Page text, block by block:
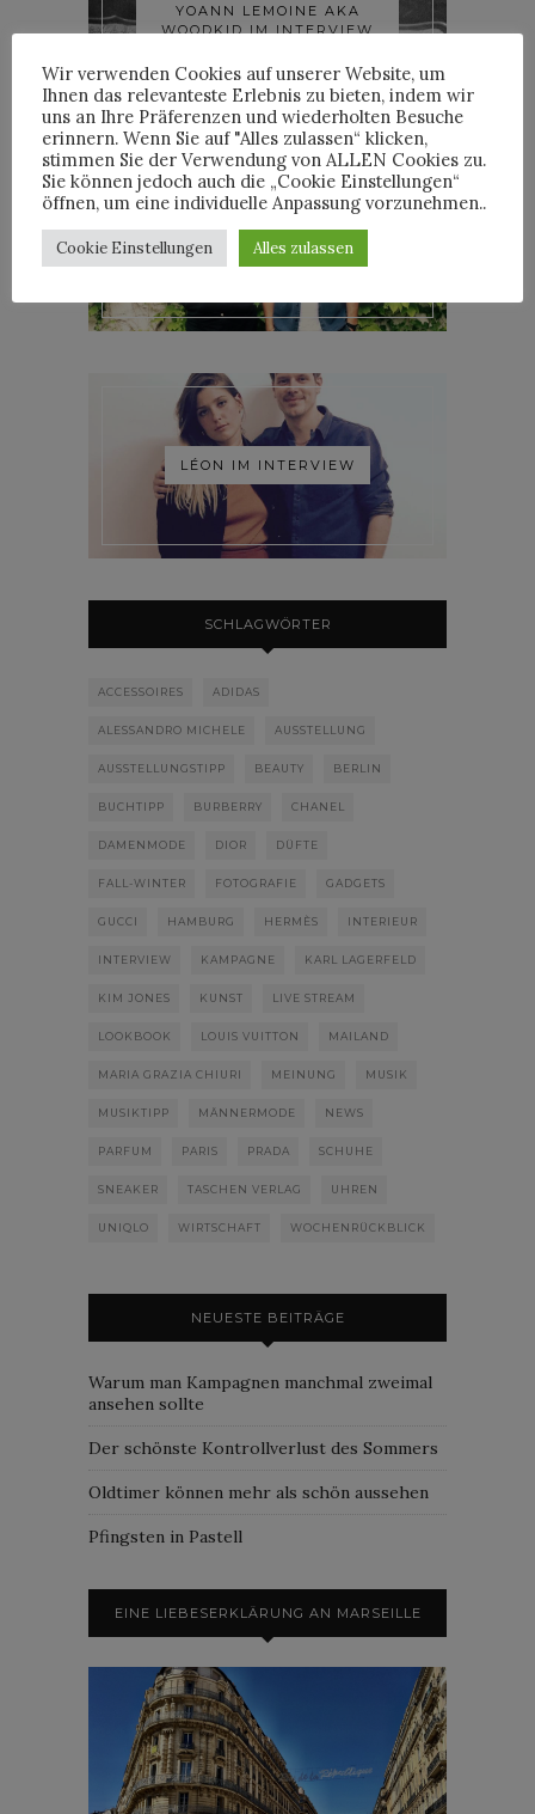
YOANN LEMOINE AKA
WOODKID IM INTERVIEW
ROOSEVELT IM INTERVIEW
LÉON IM INTERVIEW
SCHLAGWÖRTER
ACCESSOIRES ADIDAS
ALESSANDRO MICHELE AUSSTELLUNG
AUSSTELLUNGSTIPP BEAUTY BERLIN
BUCHTIPP BURBERRY CHANEL
DAMENMODE DIOR DÜFTE
FALL-WINTER FOTOGRAFIE GADGETS
GUCCI HAMBURG HERMÈS INTERIEUR
INTERVIEW KAMPAGNE KARL LAGERFELD
KIM JONES KUNST LIVE STREAM
LOOKBOOK LOUIS VUITTON MAILAND
MARIA GRAZIA CHIURI MEINUNG MUSIK
MUSIKTIPP MÄNNERMODE NEWS
PARFUM PARIS PRADA SCHUHE
SNEAKER TASCHEN VERLAG UHREN
UNIQLO WIRTSCHAFT WOCHENRÜCKBLICK
NEUESTE BEITRÄGE
Warum man Kampagnen manchmal zweimal
ansehen sollte
Der schönste Kontrollverlust des Sommers
Oldtimer können mehr als schön aussehen
Pfingsten in Pastell
EINE LIEBESERKLÄRUNG AN MARSEILLE
Wir verwenden Cookies auf unserer Website, um
Ihnen das relevanteste Erlebnis zu bieten, indem wir
uns an Ihre Präferenzen und wiederholten Besuche
erinnern. Wenn Sie auf "Alles zulassen“ klicken,
stimmen Sie der Verwendung von ALLEN Cookies zu.
Sie können jedoch auch die „Cookie Einstellungen“
öffnen, um eine individuelle Anpassung vorzunehmen..
Cookie Einstellungen Alles zulassen